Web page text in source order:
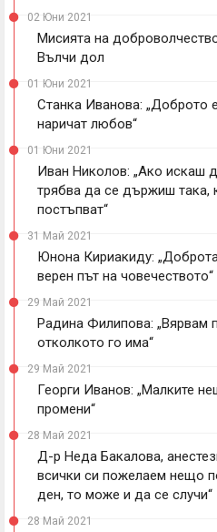
02 Юни 2021
Мисията на
Вълчи дол
01 Юни 2021
Станка Иванова: „Доброто
наричат любов“
01 Юни 2021
Иван Николов: „Ако искаш
трябва да се държиш така,
постъпват“
31 Май 2021
Юнона Кириакиду:
верен път на човечеството“
29 Май 2021
Радина Филипова: „Вярвам
отколкото го има“
29 Май 2021
Георги Иванов: „Малките
промени“
28 Май 2021
Д-p Неда Бакалова,
всички си пожелаем нещо
ден, то може и да се случи“
28 Май 2021